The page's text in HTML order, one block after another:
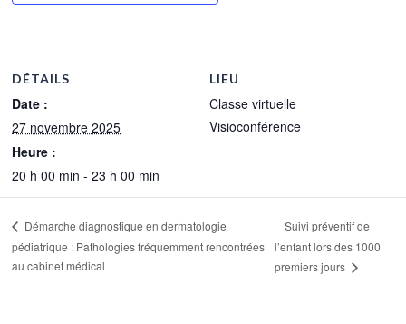
DÉTAILS
Date :
27 novembre 2025
Heure :
20 h 00 min - 23 h 00 min
LIEU
Classe virtuelle
Visioconférence
Démarche diagnostique en dermatologie
pédiatrique : Pathologies fréquemment rencontrées
au cabinet médical
Suivi préventif de
l’enfant lors des 1000
premiers jours